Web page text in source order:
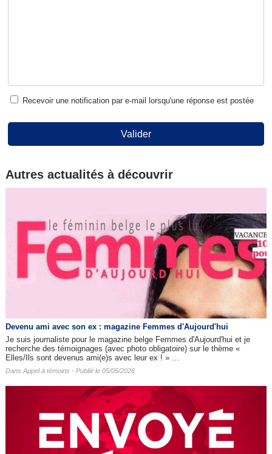
Recevoir une notification par e-mail lorsqu'une réponse est postée
Valider
Autres actualités à découvrir
Devenu ami avec son ex : magazine Femmes d'Aujourd'hui
Je suis journaliste pour le magazine belge Femmes d'Aujourd'hui et je
recherche des témoignages (avec photo obligatoire) sur le thème «
Elles/Ils sont devenus ami(e)s avec leur ex ! » ...
Dans Appel à témoins - Publié le 05/05/2026